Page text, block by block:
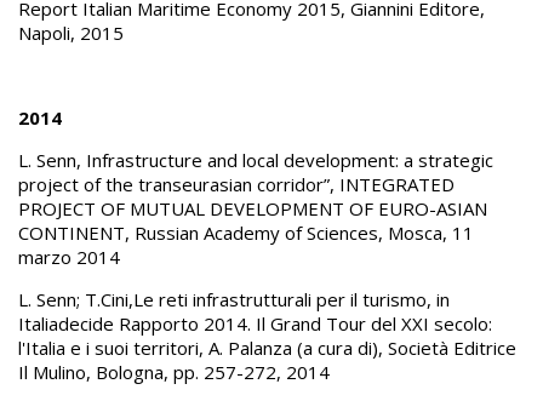
Report Italian Maritime Economy 2015, Giannini Editore,
Napoli, 2015
2014
L. Senn, Infrastructure and local development: a strategic
project of the transeurasian corridor”, INTEGRATED
PROJECT OF MUTUAL DEVELOPMENT OF EURO-ASIAN
CONTINENT, Russian Academy of Sciences, Mosca, 11
marzo 2014
L. Senn; T.Cini,Le reti infrastrutturali per il turismo, in
Italiadecide Rapporto 2014. Il Grand Tour del XXI secolo:
l'Italia e i suoi territori, A. Palanza (a cura di), Società Editrice
Il Mulino, Bologna, pp. 257-272, 2014